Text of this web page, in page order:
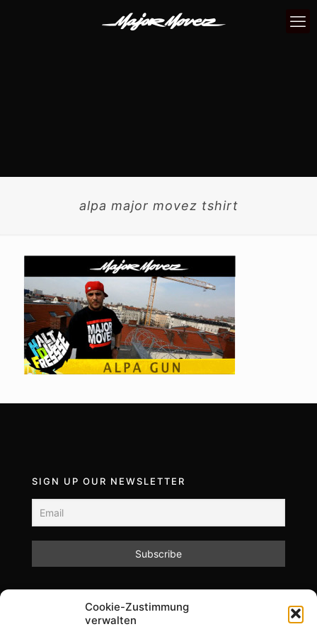
Cookie-Zustimmung
verwalten
alpa major movez tshirt
SIGN UP OUR NEWSLETTER
unsere Datenschutzrichtlinien.